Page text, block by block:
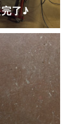
了♪